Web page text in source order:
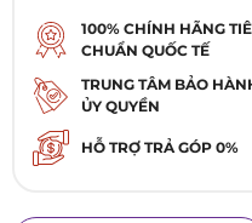
100% CHÍNH HÃNG
CHUẨN QUỐC TẾ
TRUNG TÂM BẢO
ỦY QUYỀN
HỖ TRỢ TRẢ GÓP 0%